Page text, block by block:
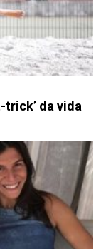
trick’ da vida